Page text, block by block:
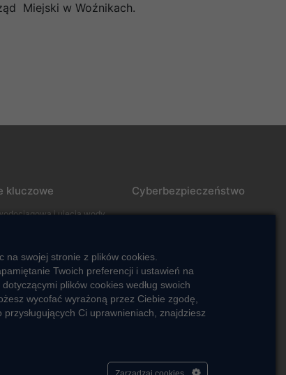
Miejski w Woźnikach.
kluczowe
i ujęcia wody
Cyberbezpieczeństwo
swojej stronie z plików cookies.
Twoich preferencji i ustawień na
plików cookies według swoich
wycofać wyrażoną przez Ciebie zgodę,
Ci uprawnieniach, znajdziesz